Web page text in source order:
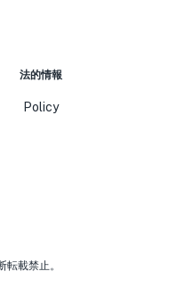
法的情報
Policy
転載禁止。